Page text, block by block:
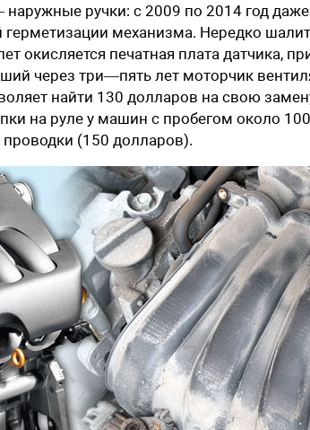
ручки: с 2009 по 2014 год
механизма. Нередко
окисляется печатная плата датчика,
через три—пять лет моторчик
найти 130 долларов на свою
на руле у машин с пробегом около
(150 долларов).